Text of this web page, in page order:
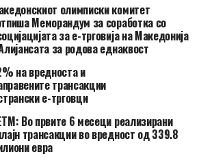
олимписки комитет
Меморандум за соработка со
за е-трговија на Македонија
за родова еднаквост
на вредноста и
трансакции
е-трговци
Во првите 6 месеци реализирани
трансакции во вредност од 339.8
евра